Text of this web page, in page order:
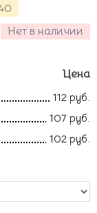
Нет в наличии
Цена
112 руб.
107 руб.
102 руб.